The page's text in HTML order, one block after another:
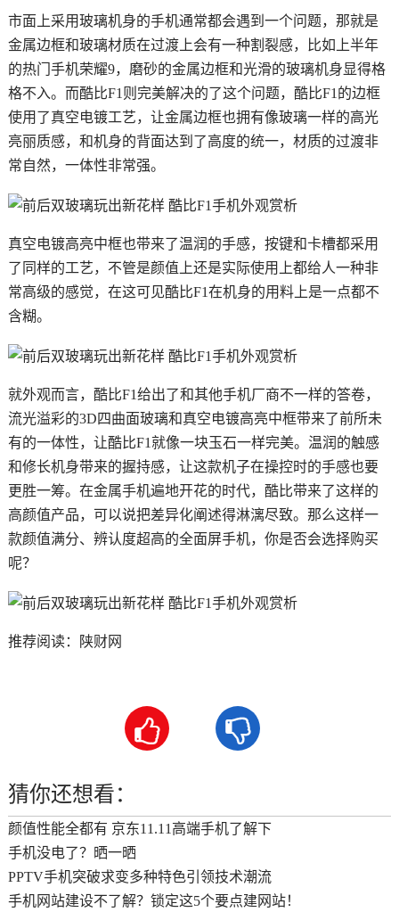
市面上采用玻璃机身的手机通常都会遇到一个问题，那就是
金属边框和玻璃材质在过渡上会有一种割裂感，比如上半年
的热门手机荣耀9，磨砂的金属边框和光滑的玻璃机身显得格
格不入。而酷比F1则完美解决的了这个问题，酷比F1的边框
使用了真空电镀工艺，让金属边框也拥有像玻璃一样的高光
亮丽质感，和机身的背面达到了高度的统一，材质的过渡非
常自然，一体性非常强。
真空电镀高亮中框也带来了温润的手感，按键和卡槽都采用
了同样的工艺，不管是颜值上还是实际使用上都给人一种非
常高级的感觉，在这可见酷比F1在机身的用料上是一点都不
含糊。
就外观而言，酷比F1给出了和其他手机厂商不一样的答卷，
流光溢彩的3D四曲面玻璃和真空电镀高亮中框带来了前所未
有的一体性，让酷比F1就像一块玉石一样完美。温润的触感
和修长机身带来的握持感，让这款机子在操控时的手感也要
更胜一筹。在金属手机遍地开花的时代，酷比带来了这样的
高颜值产品，可以说把差异化阐述得淋漓尽致。那么这样一
款颜值满分、辨认度超高的全面屏手机，你是否会选择购买
呢？
推荐阅读： 陕财网
 
猜你还想看：
颜值性能全都有 京东11.11高端手机了解下
手机没电了？晒一晒
PPTV手机突破求变多种特色引领技术潮流
手机网站建设不了解？锁定这5个要点建网站！